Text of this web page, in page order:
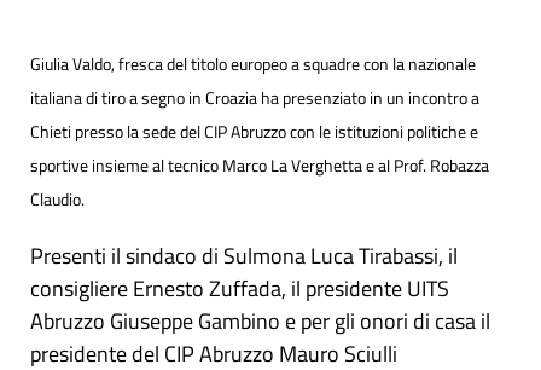
Giulia Valdo, fresca del titolo europeo a squadre con la nazionale
italiana di tiro a segno in Croazia ha presenziato in un incontro a
Chieti presso la sede del CIP Abruzzo con le istituzioni politiche e
sportive insieme al tecnico Marco La Verghetta e al Prof. Robazza
Claudio.
Presenti il sindaco di Sulmona Luca Tirabassi, il
consigliere Ernesto Zuffada, il presidente UITS
Abruzzo Giuseppe Gambino e per gli onori di casa il
presidente del CIP Abruzzo Mauro Sciulli